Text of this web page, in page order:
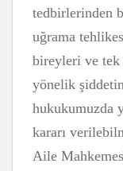
tedbirlerinden
uğrama
bireyleri ve tek
yönelik
hukukumuzda
kararı
Aile